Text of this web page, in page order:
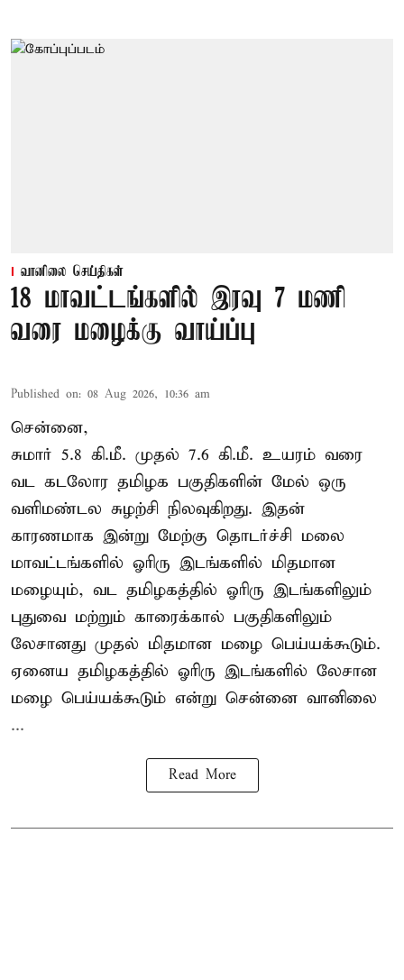
வானிலை செய்திகள்
18 மாவட்டங்களில் இரவு 7 மணி
வரை மழைக்கு வாய்ப்பு
Published on: 08 Aug 2026, 10:36 am
சென்னை,
சுமார் 5.8 கி.மீ. முதல் 7.6 கி.மீ. உயரம் வரை
வட கடலோர தமிழக பகுதிகளின் மேல் ஒரு
வளிமண்டல சுழற்சி நிலவுகிறது. இதன்
காரணமாக இன்று மேற்கு தொடர்ச்சி மலை
மாவட்டங்களில் ஓரிரு இடங்களில் மிதமான
மழையும், வட தமிழகத்தில் ஓரிரு இடங்களிலும்
புதுவை மற்றும் காரைக்கால் பகுதிகளிலும்
லேசானது முதல் மிதமான மழை பெய்யக்கூடும்.
ஏனைய தமிழகத்தில் ஓரிரு இடங்களில் லேசான
மழை பெய்யக்கூடும் என்று சென்னை வானிலை
...
Read More